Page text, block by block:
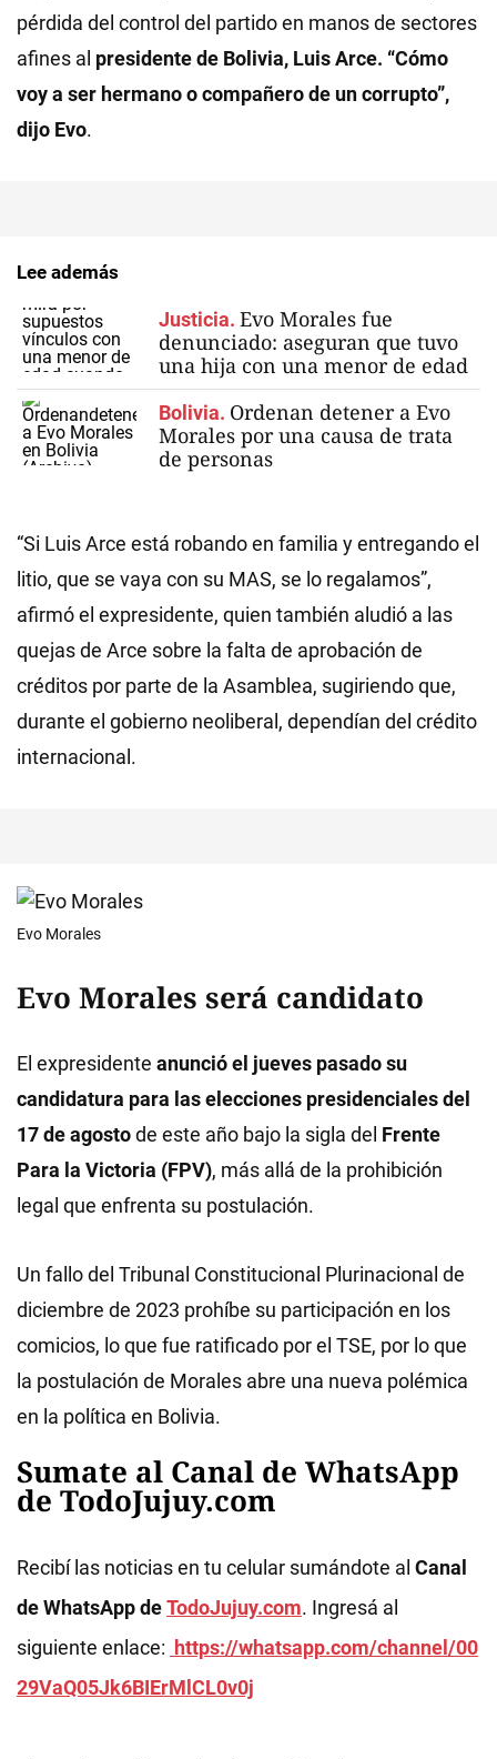
pérdida del control del partido en manos de sectores
afines al presidente de Bolivia, Luis Arce. “Cómo
voy a ser hermano o compañero de un corrupto”,
dijo Evo.
Lee además
Justicia. Evo Morales fue
denunciado: aseguran que tuvo
una hija con una menor de edad
Bolivia. Ordenan detener a Evo
Morales por una causa de trata
de personas
“Si Luis Arce está robando en familia y entregando el
litio, que se vaya con su MAS, se lo regalamos”,
afirmó el expresidente, quien también aludió a las
quejas de Arce sobre la falta de aprobación de
créditos por parte de la Asamblea, sugiriendo que,
durante el gobierno neoliberal, dependían del crédito
internacional.
Evo Morales
Evo Morales será candidato
El expresidente anunció el jueves pasado su
candidatura para las elecciones presidenciales del
17 de agostode este año bajo la sigla del Frente
Para la Victoria (FPV), más allá de la prohibición
legal que enfrenta su postulación.
Un fallo del Tribunal Constitucional Plurinacional de
diciembre de 2023 prohíbe su participación en los
comicios, lo que fue ratificado por el TSE, por lo que
la postulación de Morales abre una nueva polémica
en la política en Bolivia.
Sumate al Canal de WhatsApp
de TodoJujuy.com
Recibí las noticias en tu celular sumándote al Canal
de WhatsApp deTodoJujuy.com. Ingresá al
siguiente enlace: https://whatsapp.com/channel/00
29VaQ05Jk6BIErMlCL0v0j